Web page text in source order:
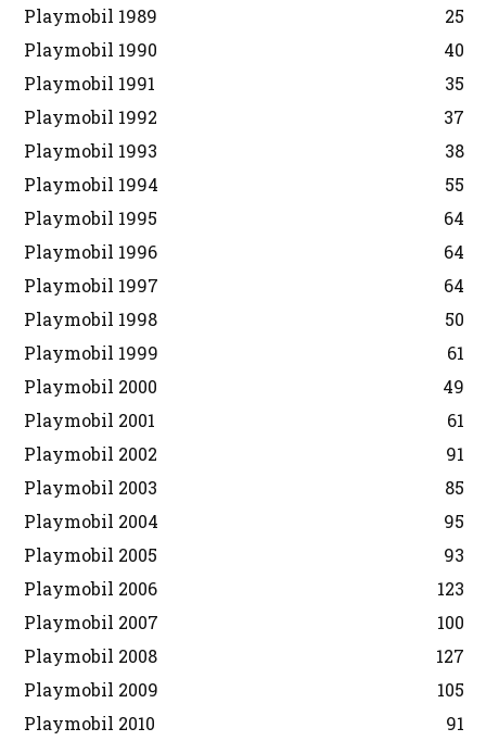
Playmobil 1989
25
Playmobil 1990
40
Playmobil 1991
35
Playmobil 1992
37
Playmobil 1993
38
Playmobil 1994
55
Playmobil 1995
64
Playmobil 1996
64
Playmobil 1997
64
Playmobil 1998
50
Playmobil 1999
61
Playmobil 2000
49
Playmobil 2001
61
Playmobil 2002
91
Playmobil 2003
85
Playmobil 2004
95
Playmobil 2005
93
Playmobil 2006
123
Playmobil 2007
100
Playmobil 2008
127
Playmobil 2009
105
Playmobil 2010
91